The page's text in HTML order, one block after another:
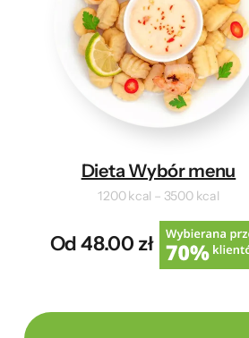
Dieta Wybór menu
1200 kcal – 3500 kcal
Od 48.00 zł